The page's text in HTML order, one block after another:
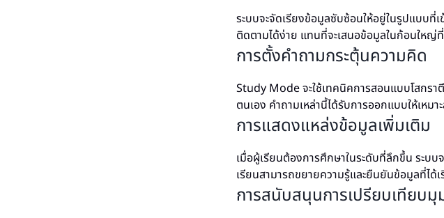
ระบบจะจัดเรียงข้อมูลซับซ้อนให้อยู่ในรูปแบบที่
ติดตามได้ง่าย แทนที่จะเสนอข้อมูลในก้อนใหญ่
การตั้งคำถามกระตุ้นความคิด
Study Mode จะใช้เทคนิคการสอนแบบโสกร
ตนเอง คำถามเหล่านี้ได้รับการออกแบบให้เหม
การแสดงแหล่งข้อมูลเพิ่มเติม
เมื่อผู้เรียนต้องการศึกษาในระดับที่ลึกขึ้น ระบ
เรียนสามารถขยายความรู้และยืนยันข้อมูลที่ได้
การสนับสนุนการเปรียบเทียบ